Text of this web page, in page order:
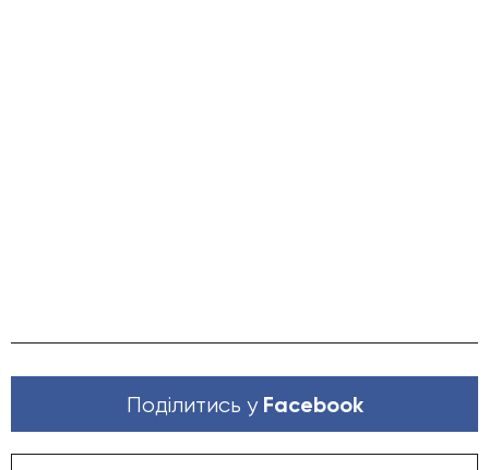
Поділитись у Facebook